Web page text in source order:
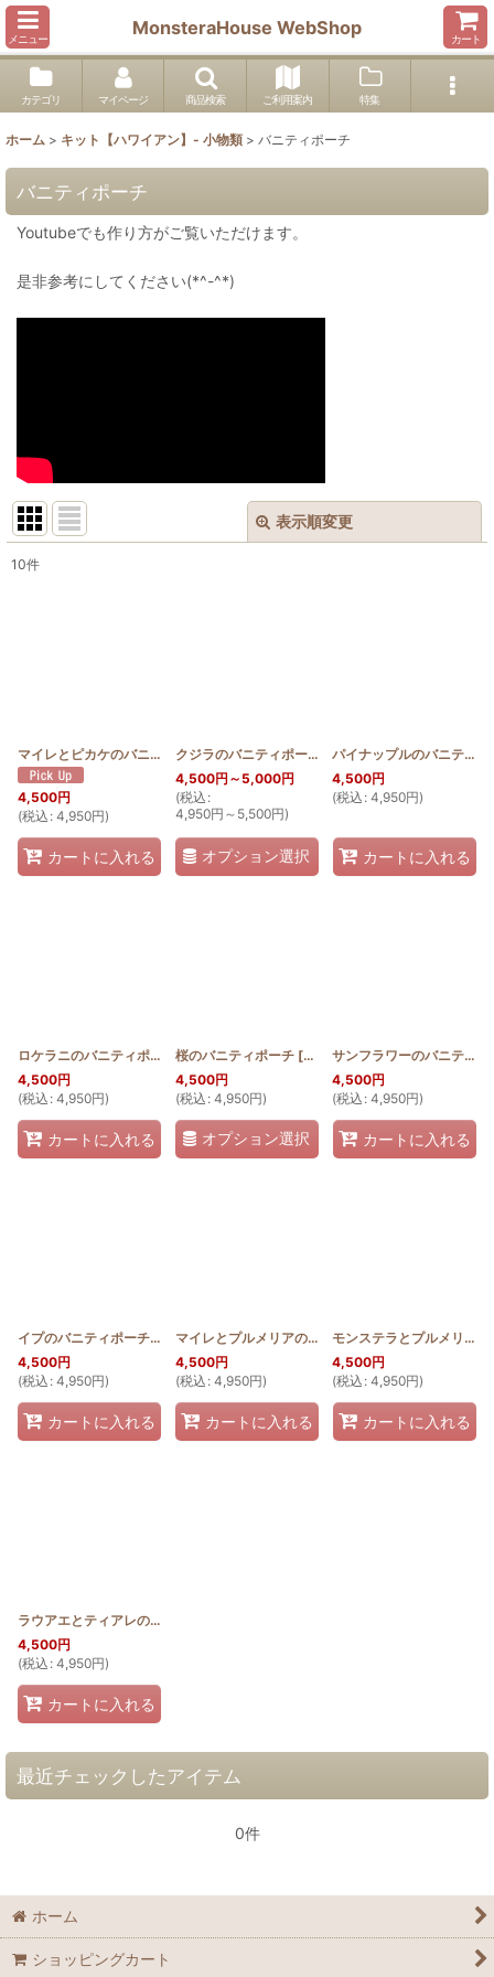
メニュー
MonsteraHouse WebShop
カート
カテゴリ マイページ 商品検索 ご利用案内 特集
ホーム > キット【ハワイアン】- 小物類 > バニティポーチ
バニティポーチ
Youtubeでも作り方がご覧いただけます。
是非参考にしてください(*^-^*)
表示順変更
10件
マイレとピカケのバニティポーチ [HQP_V_MAI_PIKAKE]
4,500円
(税込 : 4,950円)
カートに入れる
クジラのバニティポーチ HQP_V_KOHO]
4,500円 ～5,000円
(税込 :
4,950円 ～5,500円)
オプション選択
パイナップルのバニティポーチ
4,500円
(税込 : 4,950円)
カートに入れる
ロケラニのバニティポーチ [HQP_V_LO]
4,500円
(税込 : 4,950円)
カートに入れる
桜のバニティポーチ [HQP_V_SAKURA]
4,500円
(税込 : 4,950円)
オプション選択
サンフラワーのバニティポーチ
4,500円
(税込 : 4,950円)
カートに入れる
イプのバニティポーチ
[HQP_V_IPU]
4,500円
(税込 : 4,950円)
カートに入れる
マイレとプルメリアのバニティポーチ [
4,500円
(税込 : 4,950円)
カートに入れる
モンステラとプルメリアのバニティポーチ
4,500円
(税込 : 4,950円)
カートに入れる
ラウアエとティアレのバニティポーチ
4,500円
(税込 : 4,950円)
カートに入れる
最近チェックしたアイテム
0件
ホーム
ショッピングカート